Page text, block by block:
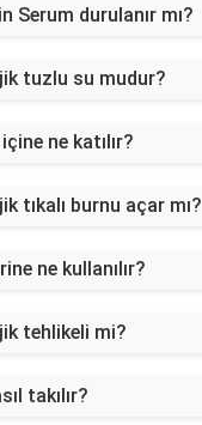
Serum durulanır mı?
tuzlu su mudur?
ne katılır?
tıkalı burnu açar mı?
ne kullanılır?
tehlikeli mi?
takılır?